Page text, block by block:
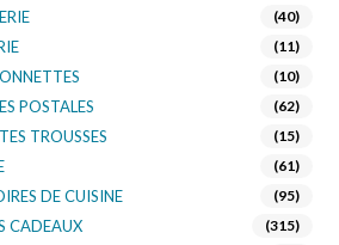
(40)
(11)
(10)
POSTALES (62)
TROUSSES (15)
(61)
DE CUISINE (95)
CADEAUX (315)